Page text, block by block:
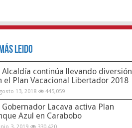
Leido
Alcaldía continúa llevando diversión
el Plan Vacacional Libertador 2018
13, 2018 445,059
Gobernador Lacava activa Plan
Azul en Carabobo